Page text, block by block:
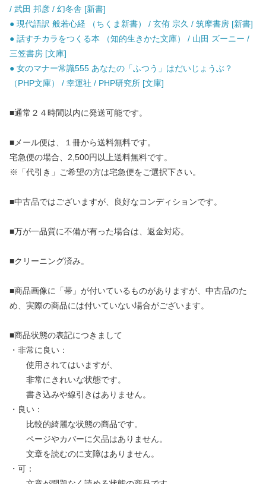
/ 武田 邦彦 / 幻冬舎 [新書]
● 現代語訳 般若心経 （ちくま新書） / 玄侑 宗久 / 筑摩書房 [新書]
● 話すチカラをつくる本 （知的生きかた文庫） / 山田 ズーニー /
三笠書房 [文庫]
● 女のマナー常識555 あなたの「ふつう」はだいじょうぶ？
（PHP文庫） / 幸運社 / PHP研究所 [文庫]
■通常２４時間以内に発送可能です。
■メール便は、１冊から送料無料です。
宅急便の場合、2,500円以上送料無料です。
※「代引き」ご希望の方は宅急便をご選択下さい。
■中古品ではございますが、良好なコンディションです。
■万が一品質に不備が有った場合は、返金対応。
■クリーニング済み。
■商品画像に「帯」が付いているものがありますが、中古品のた
め、実際の商品には付いていない場合がございます。
■商品状態の表記につきまして
・非常に良い：
使用されてはいますが、
非常にきれいな状態です。
書き込みや線引きはありません。
・良い：
比較的綺麗な状態の商品です。
ページやカバーに欠品はありません。
文章を読むのに支障はありません。
・可：